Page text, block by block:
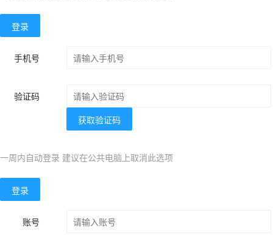
登录
手机号
验证码
获取验证码
一周内自动登录 建议在公共电脑上取消此选项
登录
账号